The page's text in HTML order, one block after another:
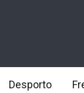
Desporto